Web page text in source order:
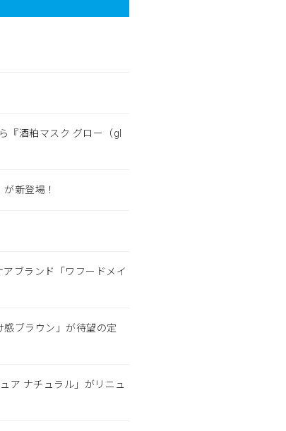
『酒粕マスク グロー（gl
新登場！
ブランド「ワフードメイ
ブラウン」が待望の定
ア ナチュラル」がリニュ